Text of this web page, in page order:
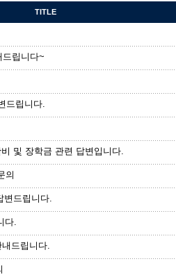
TITLE
드립니다~
드립니다.
및 장학금 관련 답변입니다.
의
변드립니다.
다.
드립니다.